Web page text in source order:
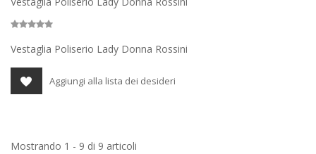
Vestaglia Poliserio Lady Donna Rossini
Aggiungi alla lista dei desideri
Mostrando 1 - 9 di 9 articoli